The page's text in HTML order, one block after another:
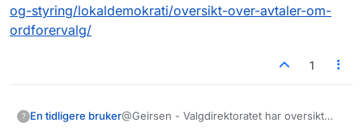
og-styring/lokaldemokrati/oversikt-over-avtaler-om-
ordforervalg/
1
? En tidligere bruker@Geirsen - Valgdirektoratet har oversikt